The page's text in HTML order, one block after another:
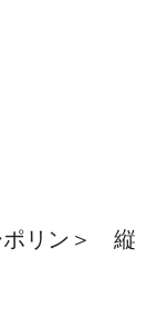
ポリン＞ 縦